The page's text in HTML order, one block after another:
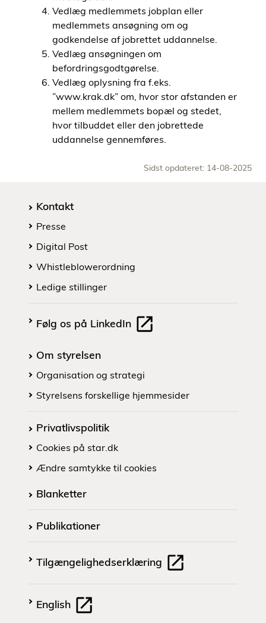
Vedlæg medlemmets jobplan eller
medlemmets ansøgning om og
godkendelse af jobrettet uddannelse.
Vedlæg ansøgningen om
befordringsgodtgørelse.
Vedlæg oplysning fra f.eks.
”www.krak.dk” om, hvor stor afstanden er
mellem medlemmets bopæl og stedet,
hvor tilbuddet eller den jobrettede
uddannelse gennemføres.
Sidst opdateret: 14-08-2025
Kontakt
Presse
Digital Post
Whistleblowerordning
Ledige stillinger
Følg os på LinkedIn
Om styrelsen
Organisation og strategi
Styrelsens forskellige hjemmesider
Privatlivspolitik
Cookies på star.dk
Ændre samtykke til cookies
Blanketter
Publikationer
Tilgængelighedserklæring
English